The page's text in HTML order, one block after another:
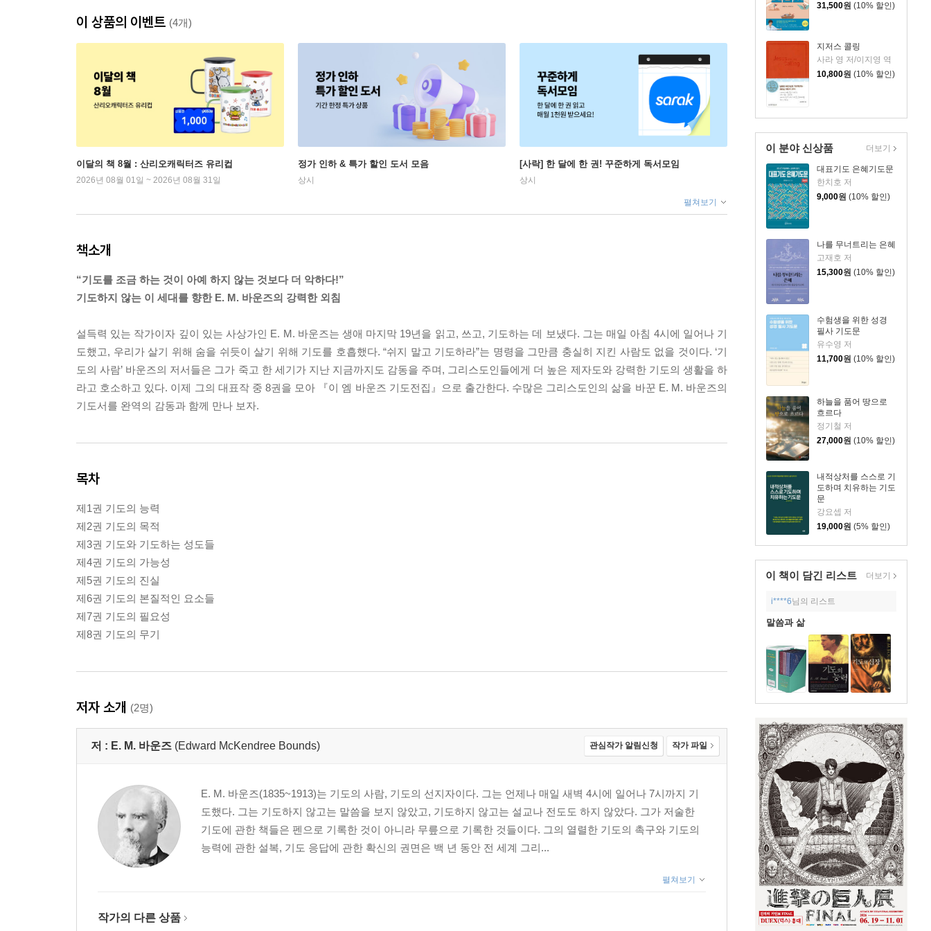
31,500원 (10% 할인)
지저스 콜링
사라 영 저/이지영 역
10,800원 (10% 할인)
이 분야 신상품
대표기도 은혜기도문
한치호 저
9,000원 (10% 할인)
나를 무너트리는 은혜
고재호 저
15,300원 (10% 할인)
수험생을 위한 성경
필사 기도문
유수영 저
11,700원 (10% 할인)
하늘을 품어 땅으로
흐르다
정기철 저
27,000원 (10% 할인)
내적상처를 스스로 기
도하며 치유하는 기도
문
강요셉 저
19,000원 (5% 할인)
더보기
이 책이 담긴 리스트 더보기
i****6님의 리스트
말씀과 삶
이 상품의 이벤트 (4개)
이달의 책 8월 : 산리오캐릭터즈 유리컵
2026년 08월 01일 ~ 2026년 08월 31일
정가 인하 & 특가 할인 도서 모음
상시
[사락] 한 달에 한 권! 꾸준하게 독서모임
상시
펼쳐보기
책소개
“기도를 조금 하는 것이 아예 하지 않는 것보다 더 악하다!”
기도하지 않는 이 세대를 향한 E. M. 바운즈의 강력한 외침
설득력 있는 작가이자 깊이 있는 사상가인 E. M. 바운즈는 생애 마지막 19년을 읽고, 쓰고, 기도하는 데 보냈다. 그는 매일 아침 4시에 일어나 기
도했고, 우리가 살기 위해 숨을 쉬듯이 살기 위해 기도를 호흡했다. “쉬지 말고 기도하라”는 명령을 그만큼 충실히 지킨 사람도 없을 것이다. ‘기
도의 사람’ 바운즈의 저서들은 그가 죽고 한 세기가 지난 지금까지도 감동을 주며, 그리스도인들에게 더 높은 제자도와 강력한 기도의 생활을 하
라고 호소하고 있다. 이제 그의 대표작 중 8권을 모아 『이 엠 바운즈 기도전집』으로 출간한다. 수많은 그리스도인의 삶을 바꾼 E. M. 바운즈의
기도서를 완역의 감동과 함께 만나 보자.
목차
제1권 기도의 능력
제2권 기도의 목적
제3권 기도와 기도하는 성도들
제4권 기도의 가능성
제5권 기도의 진실
제6권 기도의 본질적인 요소들
제7권 기도의 필요성
제8권 기도의 무기
저자 소개 (2명)
저 : E. M. 바운즈 (Edward McKendree Bounds) 관심작가 알림신청 작가 파일
E. M. 바운즈(1835~1913)는 기도의 사람, 기도의 선지자이다. 그는 언제나 매일 새벽 4시에 일어나 7시까지 기
도했다. 그는 기도하지 않고는 말씀을 보지 않았고, 기도하지 않고는 설교나 전도도 하지 않았다. 그가 저술한
기도에 관한 책들은 펜으로 기록한 것이 아니라 무릎으로 기록한 것들이다. 그의 열렬한 기도의 촉구와 기도의
능력에 관한 설복, 기도 응답에 관한 확신의 권면은 백 년 동안 전 세계 그리...
펼쳐보기
작가의 다른 상품